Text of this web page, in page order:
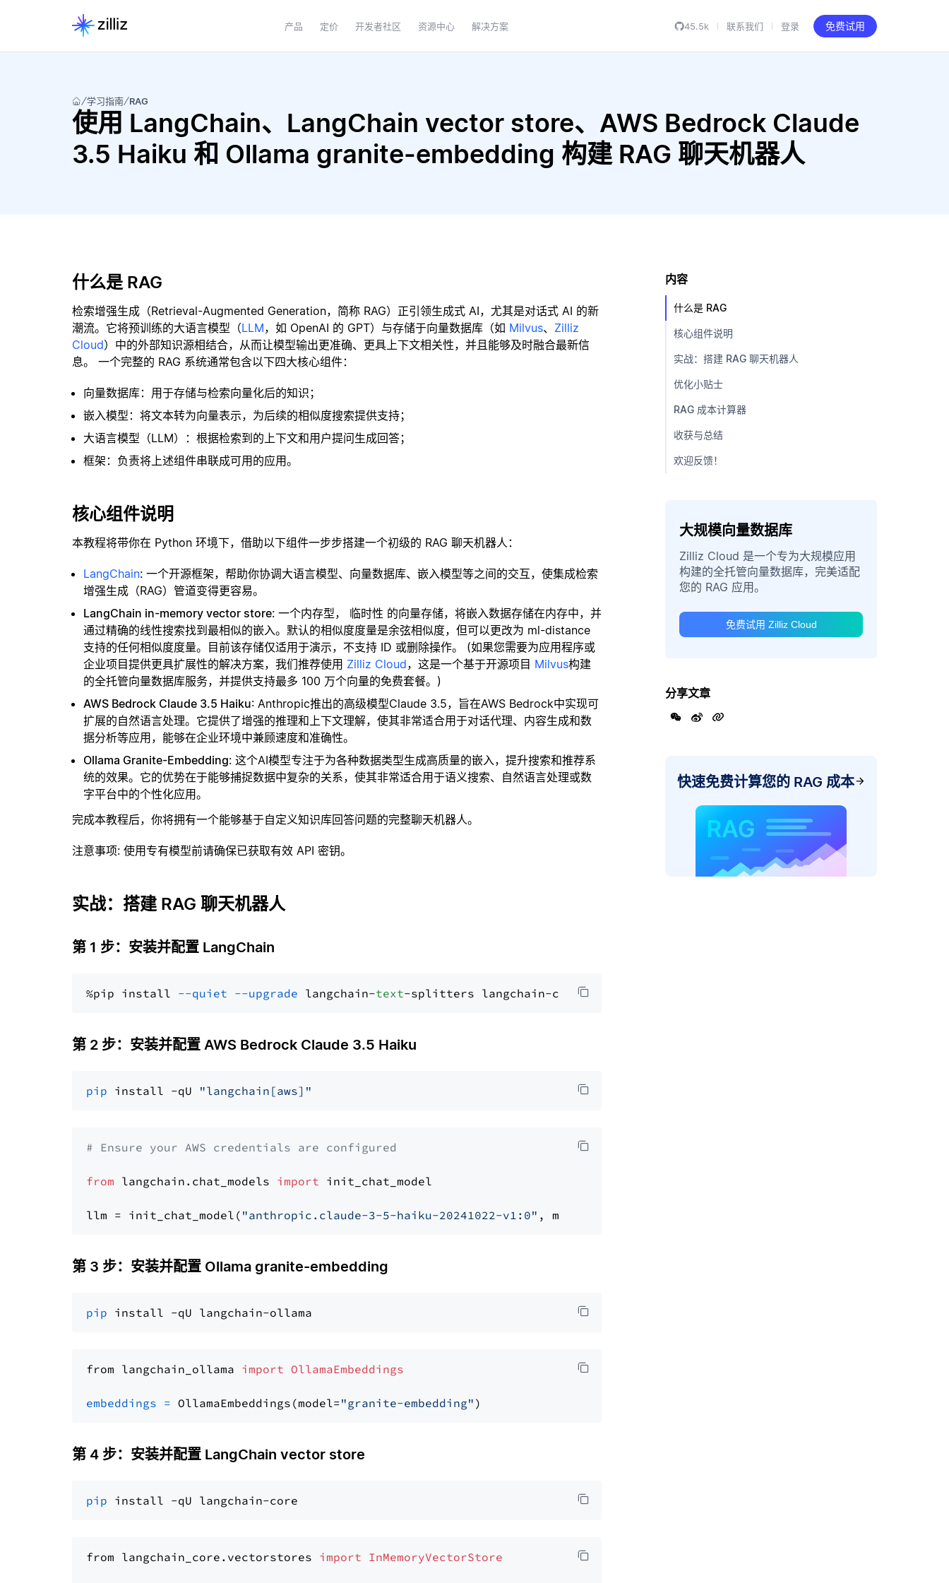
产品 定价 开发者社区 资源中心 解决方案 45.5k 联系我们 登录 免费试用
学习指南 RAG
使用 LangChain、LangChain vector store、AWS Bedrock Claude
3.5 Haiku 和 Ollama granite-embedding 构建 RAG 聊天机器人
什么是 RAG
检索增强生成（Retrieval-Augmented Generation，简称 RAG）正引领生成式 AI，尤其是对话式 AI 的新
潮流。它将预训练的大语言模型（LLM，如 OpenAI 的 GPT）与存储于向量数据库（如 Milvus、 Zilliz
Cloud）中的外部知识源相结合，从而让模型输出更准确、更具上下文相关性，并且能够及时融合最新信
息。 一个完整的 RAG 系统通常包含以下四大核心组件：
向量数据库：用于存储与检索向量化后的知识；
嵌入模型：将文本转为向量表示，为后续的相似度搜索提供支持；
大语言模型（LLM）：根据检索到的上下文和用户提问生成回答；
框架：负责将上述组件串联成可用的应用。
核心组件说明
本教程将带你在 Python 环境下，借助以下组件一步步搭建一个初级的 RAG 聊天机器人：
LangChain: 一个开源框架，帮助你协调大语言模型、向量数据库、嵌入模型等之间的交互，使集成检索
增强生成（RAG）管道变得更容易。
LangChain in-memory vector store: 一个内存型， 临时性 的向量存储，将嵌入数据存储在内存中，并
通过精确的线性搜索找到最相似的嵌入。默认的相似度度量是余弦相似度，但可以更改为 ml-distance
支持的任何相似度度量。目前该存储仅适用于演示，不支持 ID 或删除操作。 (如果您需要为应用程序或
企业项目提供更具扩展性的解决方案，我们推荐使用 Zilliz Cloud，这是一个基于开源项目 Milvus构建
的全托管向量数据库服务，并提供支持最多 100 万个向量的免费套餐。)
AWS Bedrock Claude 3.5 Haiku: Anthropic推出的高级模型Claude 3.5，旨在AWS Bedrock中实现可
扩展的自然语言处理。它提供了增强的推理和上下文理解，使其非常适合用于对话代理、内容生成和数
据分析等应用，能够在企业环境中兼顾速度和准确性。
Ollama Granite-Embedding: 这个AI模型专注于为各种数据类型生成高质量的嵌入，提升搜索和推荐系
统的效果。它的优势在于能够捕捉数据中复杂的关系，使其非常适合用于语义搜索、自然语言处理或数
字平台中的个性化应用。
完成本教程后，你将拥有一个能够基于自定义知识库回答问题的完整聊天机器人。
注意事项: 使用专有模型前请确保已获取有效 API 密钥。
实战：搭建 RAG 聊天机器人
第 1 步：安装并配置 LangChain
%pip install --quiet --upgrade langchain-text
第 2 步：安装并配置 AWS Bedrock Claude 3.5 Haiku
pip install -qU "langchain[aws]"
# Ensure your AWS credentials are configured
from langchain.chat_models import init_chat_model
llm = init_chat_model( "anthropic.claude-3-5-haiku-20241022-v1:0" , model_provider=
第 3 步：安装并配置 Ollama granite-embedding
pip
from langchain_ollama import OllamaEmbeddings
embeddings = OllamaEmbeddings(model="granite-embedding"
第 4 步：安装并配置 LangChain vector store
pip
from langchain_core.vectorstores import InMemoryVectorStore
内容
什么是 RAG
核心组件说明
实战：搭建 RAG 聊天机器人
优化小贴士
RAG 成本计算器
收获与总结
欢迎反馈！
大规模向量数据库
Zilliz Cloud 是一个专为大规模应用
构建的全托管向量数据库，完美适配
您的 RAG 应用。
免费试用 Zilliz Cloud
分享文章
快速免费计算您的 RAG 成本